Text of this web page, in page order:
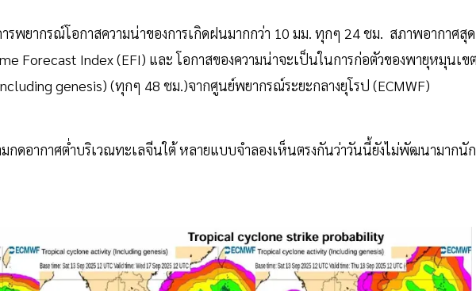
รพยากรณ์โอกาสความน่าของการเกิดฝนมากกว่า 10 มม. ทุกๆ 24 ชม. สภาพอากาศสุด
Forecast Index (EFI) และ โอกาสของความน่าจะเป็นในการก่อตัวของพายุหมุนเข
genesis) (ทุกๆ 48 ชม.)จากศูนย์พยากรณ์ระยะกลางยุโรป (ECMWF)
กดอากาศต่ำบริเวณทะเลจีนใต้ หลายแบบจำลองเห็นตรงกันว่าวันนี้ยังไม่พัฒนามากนัก